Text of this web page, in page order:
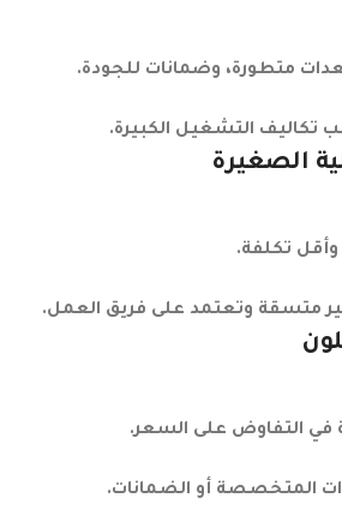
متطورة، وضمانات للجودة.
تكاليف التشغيل الكبيرة.
الصغيرة
وأقل تكلفة.
متسقة وتعتمد على فريق العمل.
في التفاوض على السعر.
المتخصصة أو الضمانات.